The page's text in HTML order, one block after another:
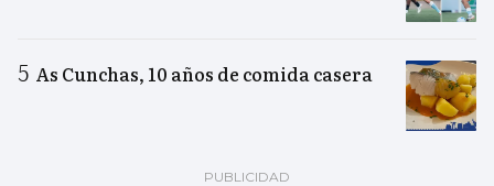
As Cunchas, 10 años de comida casera